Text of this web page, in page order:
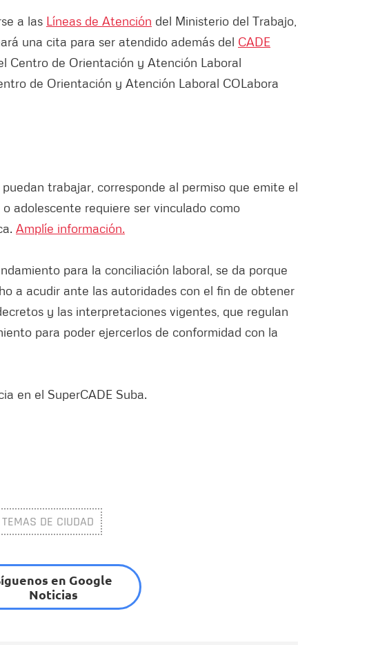
a las Líneas de Atención del Ministerio del Trabajo,
una cita para ser atendido además del CADE
Centro de Orientación y Atención Laboral
de Orientación y Atención Laboral COLabora
trabajar, corresponde al permiso que emite el
adolescente requiere ser vinculado como
Amplíe información.
para la conciliación laboral, se da porque
a acudir ante las autoridades con el fin de obtener
y las interpretaciones vigentes, que regulan
para poder ejercerlos de conformidad con la
en el SuperCADE Suba.
TEMAS DE CIUDAD
en Google
Noticias